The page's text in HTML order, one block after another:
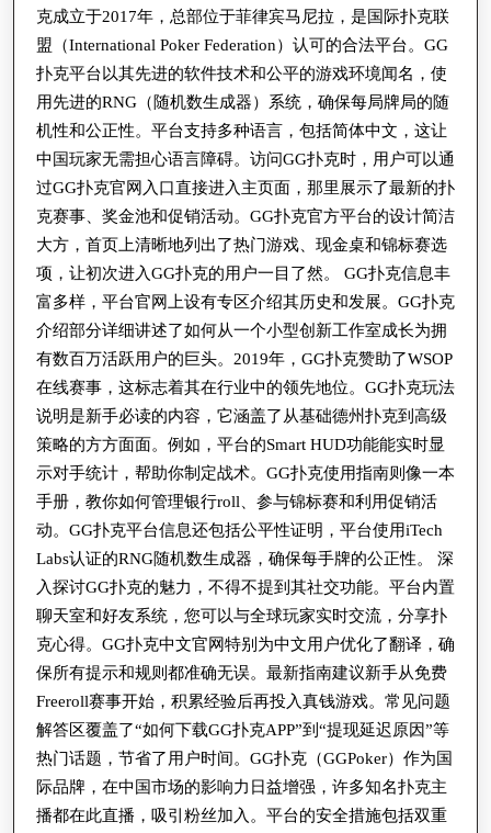
克成立于2017年，总部位于菲律宾马尼拉，是国际扑克联
盟（International Poker Federation）认可的合法平台。GG
扑克平台以其先进的软件技术和公平的游戏环境闻名，使
用先进的RNG（随机数生成器）系统，确保每局牌局的随
机性和公正性。平台支持多种语言，包括简体中文，这让
中国玩家无需担心语言障碍。访问GG扑克时，用户可以通
过GG扑克官网入口直接进入主页面，那里展示了最新的扑
克赛事、奖金池和促销活动。GG扑克官方平台的设计简洁
大方，首页上清晰地列出了热门游戏、现金桌和锦标赛选
项，让初次进入GG扑克的用户一目了然。 GG扑克信息丰
富多样，平台官网上设有专区介绍其历史和发展。GG扑克
介绍部分详细讲述了如何从一个小型创新工作室成长为拥
有数百万活跃用户的巨头。2019年，GG扑克赞助了WSOP
在线赛事，这标志着其在行业中的领先地位。GG扑克玩法
说明是新手必读的内容，它涵盖了从基础德州扑克到高级
策略的方方面面。例如，平台的Smart HUD功能能实时显
示对手统计，帮助你制定战术。GG扑克使用指南则像一本
手册，教你如何管理银行roll、参与锦标赛和利用促销活
动。GG扑克平台信息还包括公平性证明，平台使用iTech
Labs认证的RNG随机数生成器，确保每手牌的公正性。 深
入探讨GG扑克的魅力，不得不提到其社交功能。平台内置
聊天室和好友系统，您可以与全球玩家实时交流，分享扑
克心得。GG扑克中文官网特别为中文用户优化了翻译，确
保所有提示和规则都准确无误。最新指南建议新手从免费
Freeroll赛事开始，积累经验后再投入真钱游戏。常见问题
解答区覆盖了“如何下载GG扑克APP”到“提现延迟原因”等
热门话题，节省了用户时间。GG扑克（GGPoker）作为国
际品牌，在中国市场的影响力日益增强，许多知名扑克主
播都在此直播，吸引粉丝加入。平台的安全措施包括双重